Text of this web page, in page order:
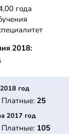
года
2018:
год
Платные: 25
2017 год
Платные: 105